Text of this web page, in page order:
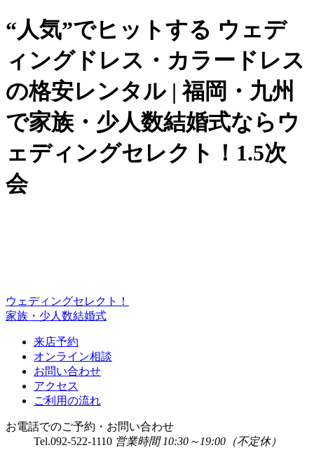
“人気”でヒットする ウェデ
ィングドレス・カラードレス
の格安レンタル | 福岡・九州
で家族・少人数結婚式ならウ
ェディングセレクト！1.5次
会
ウェディングセレクト！
家族・少人数結婚式
来店予約
オンライン相談
お問い合わせ
アクセス
ご利用の流れ
お電話でのご予約・お問い合わせ
Tel.092-522-1110 営業時間 10:30～19:00（不定休）